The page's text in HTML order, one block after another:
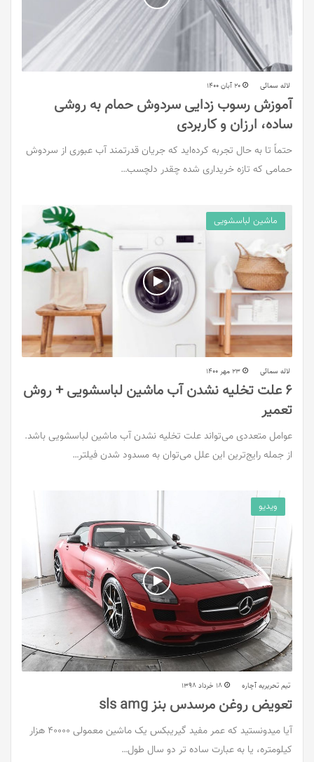
لاله سمائی 20 آبان 1400
آموزش رسوب زدایی سردوش حمام به روشی
ساده، ارزان و کاربردی
حتماً تا به حال تجربه کرده‌اید که جریان قدرتمند آب عبوری از سردوش
حمامی که تازه خریداری شده چقدر دلچسب…
ماشین لباسشویی
لاله سمائی 23 مهر 1400
6 علت تخلیه نشدن آب ماشین لباسشویی + روش
تعمیر
عوامل متعددی می‌تواند علت تخلیه نشدن آب ماشین لباسشویی باشد.
از جمله رایج‌ترین این علل می‌توان به مسدود شدن فیلتر…
ویدیو
تیم تحریریه آچاره 18 خرداد 1398
تعویض روغن مرسدس بنز sls amg
آیا میدونستید که عمر مفید گیریبکس یک ماشین معمولی 40000 هزار
کیلومتره، یا به عبارت ساده تر دو سال طول…